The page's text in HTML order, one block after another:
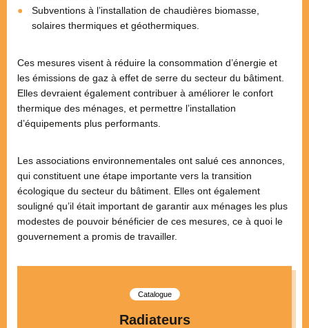
Subventions à l’installation de chaudières biomasse,
solaires thermiques et géothermiques.
Ces mesures visent à réduire la consommation d’énergie et
les émissions de gaz à effet de serre du secteur du bâtiment.
Elles devraient également contribuer à améliorer le confort
thermique des ménages, et permettre l’installation
d’équipements plus performants.
Les associations environnementales ont salué ces annonces,
qui constituent une étape importante vers la transition
écologique du secteur du bâtiment. Elles ont également
souligné qu’il était important de garantir aux ménages les plus
modestes de pouvoir bénéficier de ces mesures, ce à quoi le
gouvernement a promis de travailler.
Catalogue
Radiateurs